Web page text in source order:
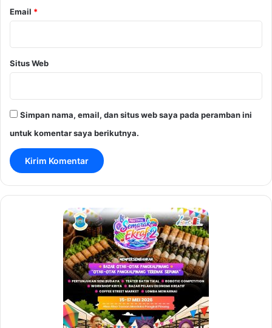
Email *
Situs Web
Simpan nama, email, dan situs web saya pada peramban ini
untuk komentar saya berikutnya.